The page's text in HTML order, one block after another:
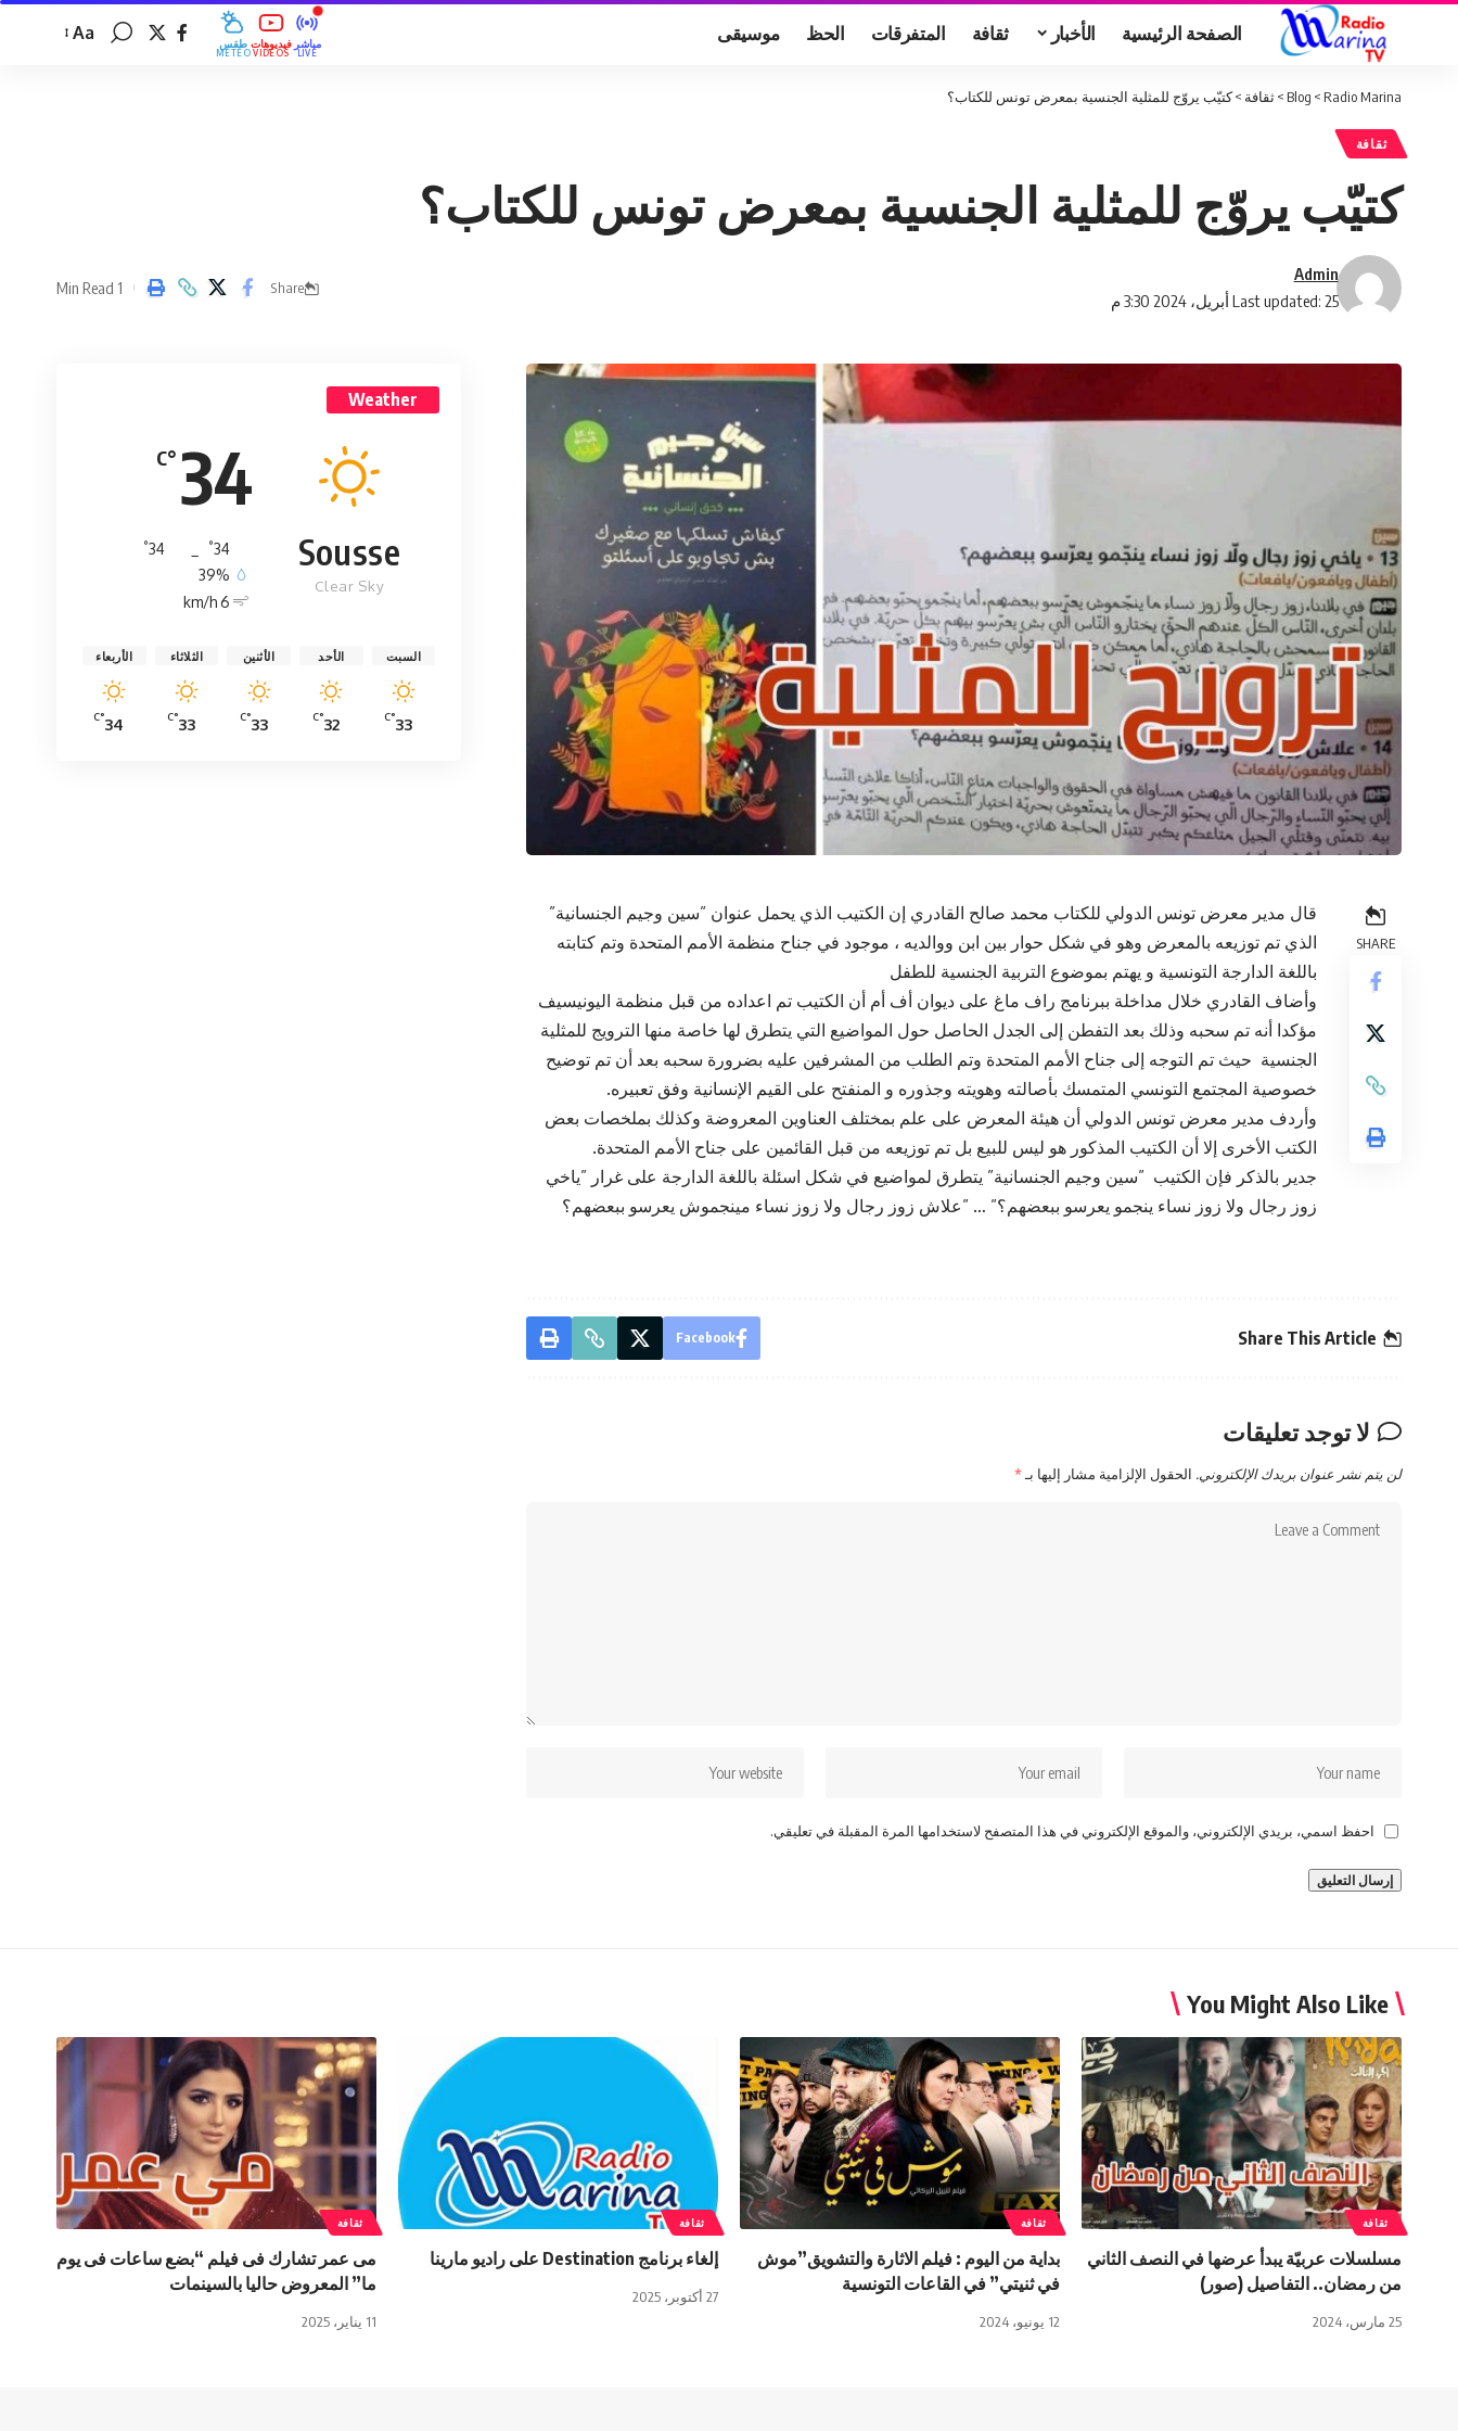
الصفحة الرئيسية الأخبار ثقافة المتفرقات الحظ موسيقى طقس
MÉTÉO
فيديوهات
VIDÉOS
مباشر
LIVE
Aa
Radio Marina
>
Blog
>ثقافة >كتيّب يروّج للمثلية الجنسية بمعرض تونس للكتاب؟
ثقافة
كتيّب يروّج للمثلية الجنسية بمعرض تونس للكتاب؟
Last updated: 25 أبريل، 2024 3:30 م
Admin
Share
1 Min Read
SHARE
قال مدير معرض تونس الدولي للكتاب محمد صالح القادري إن الكتيب الذي يحمل عنوان ”سين وجيم الجنسانية”
الذي تم توزيعه بالمعرض وهو في شكل حوار بين ابن ووالديه ، موجود في جناح منظمة الأمم المتحدة وتم كتابته
باللغة الدارجة التونسية و يهتم بموضوع التربية الجنسية للطفل
وأضاف القادري خلال مداخلة ببرنامج راف ماغ على ديوان أف أم أن الكتيب تم اعداده من قبل منظمة اليونيسيف
مؤكدا أنه تم سحبه وذلك بعد التفطن إلى الجدل الحاصل حول المواضيع التي يتطرق لها خاصة منها الترويج للمثلية
الجنسية حيث تم التوجه إلى جناح الأمم المتحدة وتم الطلب من المشرفين عليه بضرورة سحبه بعد أن تم توضيح
خصوصية المجتمع التونسي المتمسك بأصالته وهويته وجذوره و المنفتح على القيم الإنسانية وفق تعبيره.
وأردف مدير معرض تونس الدولي أن هيئة المعرض على علم بمختلف العناوين المعروضة وكذلك بملخصات بعض
الكتب الأخرى إلا أن الكتيب المذكور هو ليس للبيع بل تم توزيعه من قبل القائمين على جناح الأمم المتحدة.
جدير بالذكر فإن الكتيب ”سين وجيم الجنسانية” يتطرق لمواضيع في شكل اسئلة باللغة الدارجة على غرار ”ياخي
زوز رجال ولا زوز نساء ينجمو يعرسو ببعضهم؟” … ”علاش زوز رجال ولا زوز نساء مينجموش يعرسو ببعضهم؟
Share This Article
Facebook
لا توجد تعليقات
لن يتم نشر عنوان بريدك الإلكتروني. الحقول الإلزامية مشار إليها بـ*
احفظ اسمي، بريدي الإلكتروني، والموقع الإلكتروني في هذا المتصفح لاستخدامها المرة المقبلة في تعليقي.
Weather
34
°C
Sousse
Clear Sky
34
°
34
°
39%
6 km/h
السبت
33
°C
الأحد
32
°C
الأثنين
33
°C
الثلاثاء
33
°C
الأربعاء
34
°C
You Might Also Like
ثقافة
مسلسلات عربيّة يبدأ عرضها في النصف الثاني
من رمضان.. التفاصيل (صور)
25 مارس، 2024
ثقافة
بداية من اليوم : فيلم الاثارة والتشويق”موش
في ثنيتي” في القاعات التونسية
12 يونيو، 2024
ثقافة
إلغاء برنامج Destination على راديو مارينا
27 أكتوبر، 2025
ثقافة
مى عمر تشارك فى فيلم “بضع ساعات فى يوم
ما” المعروض حاليا بالسينمات
11 يناير، 2025